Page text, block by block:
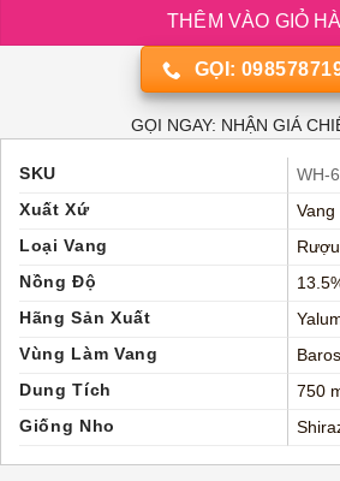
THÊM VÀO GIỎ
GỌI:
GỌI NGAY: NHẬN GIÁ
SKU
WH-
Xuất Xứ
Vang
Loại Vang
Nồng Độ
Hãng Sản Xuất
Vùng Làm Vang
Dung Tích
750
Giống Nho